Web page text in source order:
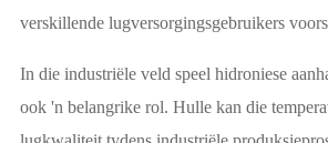
verskillende lugversorgingsgebruikers
In die industriële veld speel hidroniese
ook 'n belangrike rol. Hulle kan die